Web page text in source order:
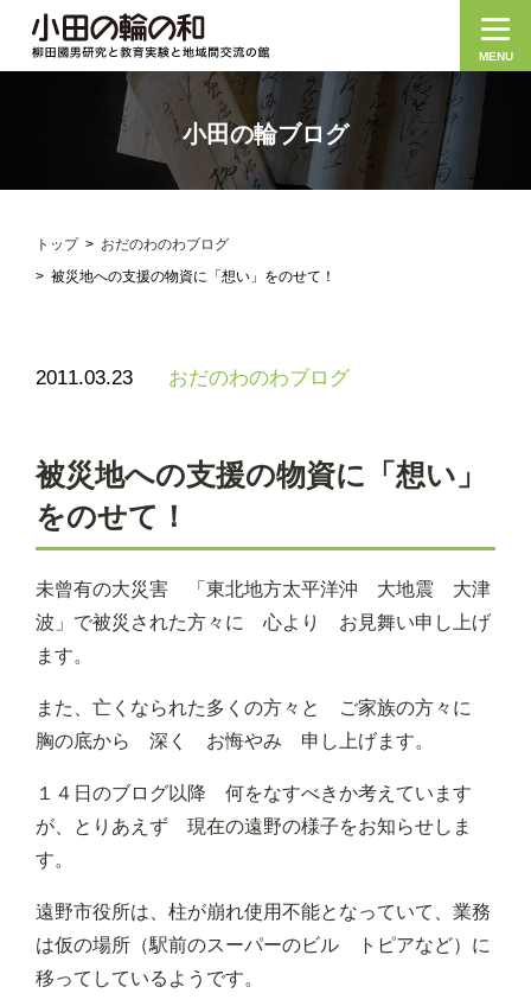
MENU
小田の輪ブログ
トップ
おだのわのわブログ
被災地への支援の物資に「想い」をのせて！
2011.03.23 おだのわのわブログ
被災地への支援の物資に「想い」
をのせて！
未曾有の大災害 「東北地方太平洋沖 大地震 大津
波」で被災された方々に 心より お見舞い申し上げ
ます。
また、亡くなられた多くの方々と ご家族の方々に
胸の底から 深く お悔やみ 申し上げます。
１４日のブログ以降 何をなすべきか考えています
が、とりあえず 現在の遠野の様子をお知らせしま
す。
遠野市役所は、柱が崩れ使用不能となっていて、業務
は仮の場所（駅前のスーパーのビル トピアなど）に
移ってしているようです。